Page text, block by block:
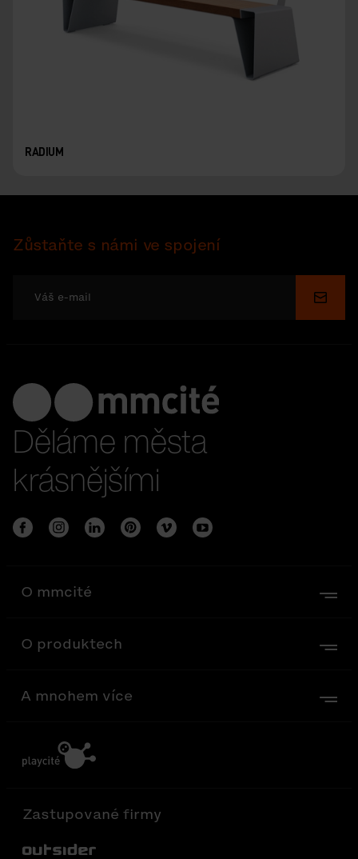
RADIUM
Zůstaňte s námi ve spojení
Děláme města
krásnějšími
O mmcité
O produktech
A mnohem více
Zastupované firmy
Out-Sider